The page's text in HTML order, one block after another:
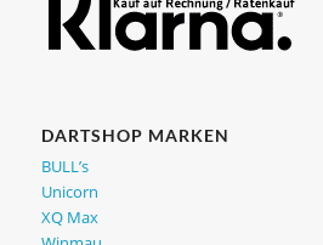
DARTSHOP MARKEN
BULL’s
Unicorn
XQ Max